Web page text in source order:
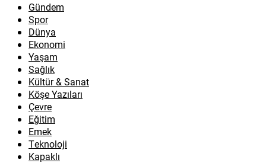
Gündem
Spor
Dünya
Ekonomi
Yaşam
Sağlık
Kültür & Sanat
Köşe Yazıları
Çevre
Eğitim
Emek
Teknoloji
Kapaklı